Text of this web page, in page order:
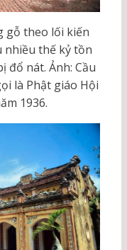
gỗ theo lối kiến
nhiều thế kỷ tồn
đổ nát. Ảnh: Cầu
là Phật giáo Hội
1936.